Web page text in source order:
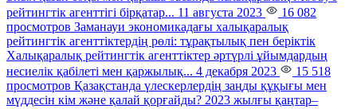
рейтингтік агенттігі бірқатар... 11 августа 2023
16 082
просмотров Заманауи экономикадағы халықаралық
рейтингтік агенттіктердің рөлі: тұрақтылық пен беріктік
Халықаралық рейтингтік агенттіктер әртүрлі ұйымдардың
несиелік қабілеті мен қаржылық... 4 декабря 2023
15 518
просмотров Қазақстанда үлескерлердің заңды құқығы мен
мүддесін кім және қалай қорғайды? 2023 жылғы қаңтар–